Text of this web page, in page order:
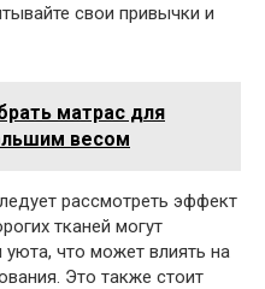
свои привычки и
матрас для
весом
рассмотреть эффект
тканей могут
что может влиять на
Это также стоит